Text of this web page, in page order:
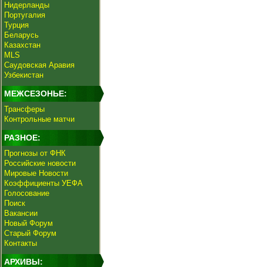
Нидерланды
Португалия
Турция
Беларусь
Казахстан
MLS
Саудовская Аравия
Узбекистан
МЕЖСЕЗОНЬЕ:
Трансферы
Контрольные матчи
РАЗНОЕ:
Прогнозы от ФНК
Российские новости
Мировые Новости
Коэффициенты УЕФА
Голосование
Поиск
Вакансии
Новый Форум
Старый Форум
Контакты
АРХИВЫ: